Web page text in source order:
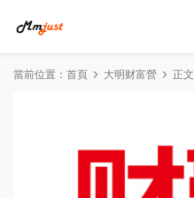
當前位置： 首頁 大明财富營 正文